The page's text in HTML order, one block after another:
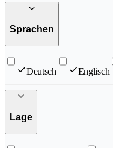
Sprachen
Deutsch Englisch
Lage